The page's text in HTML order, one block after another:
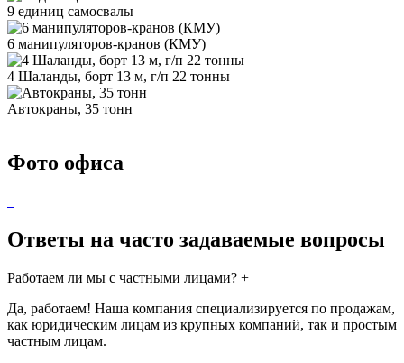
9 единиц самосвалы
6 манипуляторов-кранов (КМУ)
4 Шаланды, борт 13 м, г/п 22 тонны
Автокраны, 35 тонн
Фото офиса
Ответы на часто задаваемые вопросы
Работаем ли мы с частными лицами? +
Да, работаем! Наша компания специализируется по продажам,
как юридическим лицам из крупных компаний, так и простым
частным лицам.